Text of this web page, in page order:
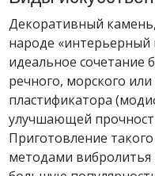
Декоративный
народе «интерьерный
идеальное сочетание
речного, морского
пластификатора
улучшающей
Приготовление
методами вибролитья